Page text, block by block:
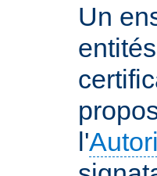
Un
l'